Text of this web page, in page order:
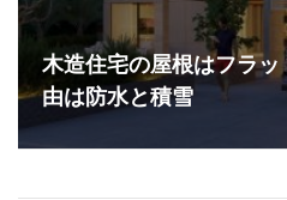
木造住宅の屋根はフラ
由は防水と積雪